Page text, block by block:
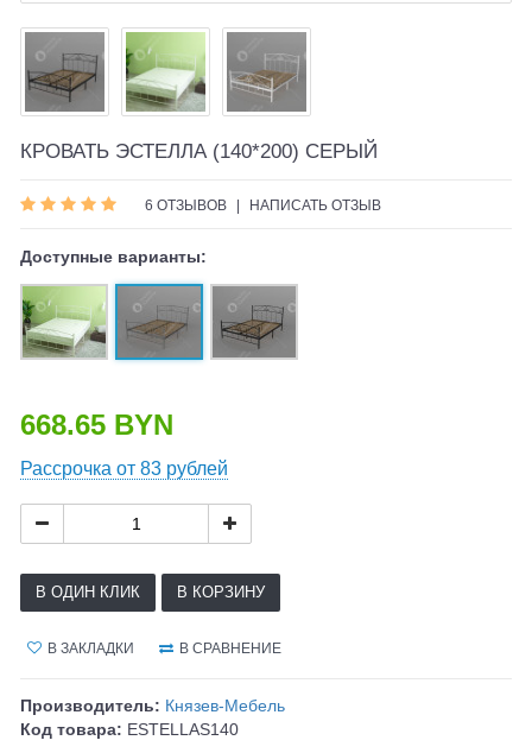
КРОВАТЬ ЭСТЕЛЛА (140*200) СЕРЫЙ
6 ОТЗЫВОВ НАПИСАТЬ ОТЗЫВ
Доступные варианты:
668.65 BYN
Рассрочка от 83 рублей
В ОДИН КЛИК В КОРЗИНУ
В ЗАКЛАДКИ В СРАВНЕНИЕ
Производитель: Князев-Мебель
Код товара: ESTELLAS140